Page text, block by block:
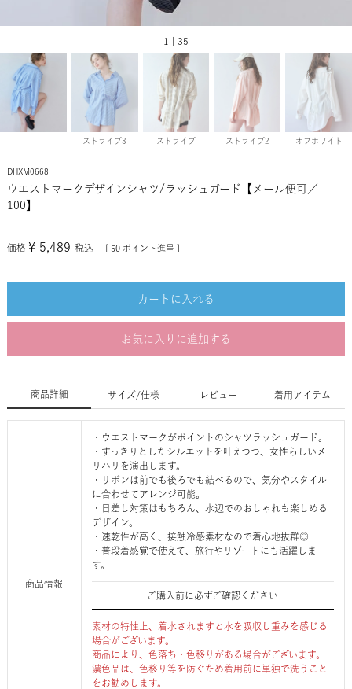
1 | 35
ストライプ3 ストライプ ストライプ2 オフホワイト
DHXM0668
ウエストマークデザインシャツ/ラッシュガード【メール便可／
100】
価格 ¥ 5,489 税込 50 ポイント進呈 ]
カートに入れる
お気に入りに追加する
商品詳細 サイズ/仕様 レビュー 着用アイテム
商品情報
・ウエストマークがポイントのシャツラッシュガード。
・すっきりとしたシルエットを叶えつつ、女性らしいメ
リハリを演出します。
・リボンは前でも後ろでも結べるので、気分やスタイル
に合わせてアレンジ可能。
・日差し対策はもちろん、水辺でのおしゃれも楽しめる
デザイン。
・速乾性が高く、接触冷感素材なので着心地抜群◎
・普段着感覚で使えて、旅行やリゾートにも活躍しま
す。
ご購入前に必ずご確認ください
素材の特性上、着水されますと水を吸収し重みを感じる
場合がございます。
商品により、色落ち・色移りがある場合がございます。
濃色品は、色移り等を防ぐため着用前に単独で洗うこと
をお勧めします。